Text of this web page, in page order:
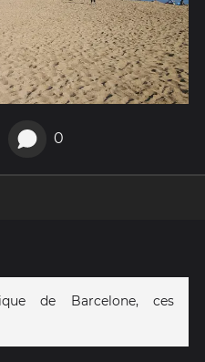
0
de Barcelone, ces